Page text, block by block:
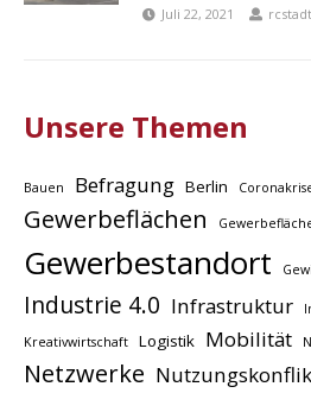
Juli 22, 2021
Unsere Themen
Bauen Befragung Berlin
Gewerbeflächen
Gewerbestandort
Industrie 4.0 Infrastruktur
Kreativwirtschaft
Logistik Mobilität
Netzwerke